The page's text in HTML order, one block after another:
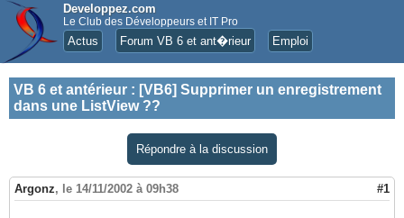
Developpez.com
Le Club des Développeurs et IT Pro
Actus Forum VB 6 et ant�rieur Emploi
VB 6 et antérieur : [VB6] Supprimer un enregistrement
dans une ListView ??
Répondre à la discussion
Argonz, le 14/11/2002 à 09h38 #1